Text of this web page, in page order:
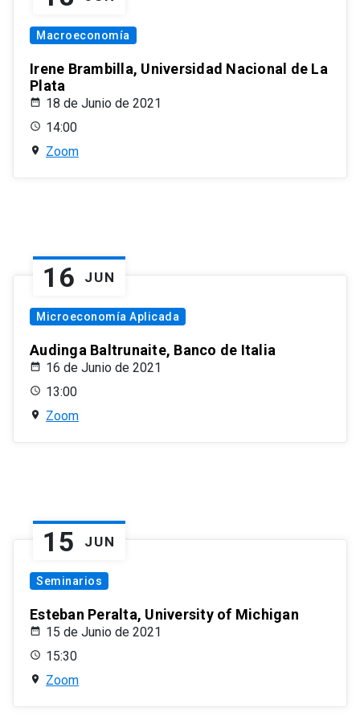
Macroeconomía
Irene Brambilla, Universidad Nacional de La
Plata
18 de Junio de 2021
14:00
Zoom
16 JUN
Microeconomía Aplicada
Audinga Baltrunaite, Banco de Italia
16 de Junio de 2021
13:00
Zoom
15 JUN
Seminarios
Esteban Peralta, University of Michigan
15 de Junio de 2021
15:30
Zoom